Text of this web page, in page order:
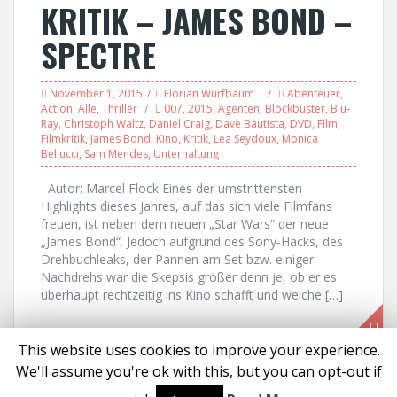
KRITIK – JAMES BOND –
SPECTRE
November 1, 2015 Florian Wurfbaum Abenteuer,
Action, Alle, Thriller 007, 2015, Agenten, Blockbuster, Blu-
Ray, Christoph Waltz, Daniel Craig, Dave Bautista, DVD, Film,
Filmkritik, James Bond, Kino, Kritik, Lea Seydoux, Monica
Bellucci, Sam Mendes, Unterhaltung
Autor: Marcel Flock Eines der umstrittensten
Highlights dieses Jahres, auf das sich viele Filmfans
freuen, ist neben dem neuen „Star Wars“ der neue
„James Bond“. Jedoch aufgrund des Sony-Hacks, des
Drehbuchleaks, der Pannen am Set bzw. einiger
Nachdrehs war die Skepsis größer denn je, ob er es
überhaupt rechtzeitig ins Kino schafft und welche […]
Proudly powered by WordPress |Theme: Solon by aThemes
This website uses cookies to improve your experience.
We'll assume you're ok with this, but you can opt-out if